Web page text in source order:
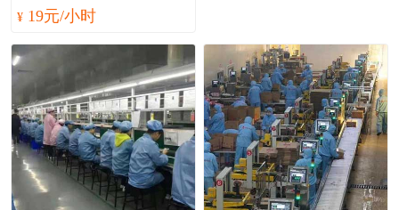
¥ 19元/小时